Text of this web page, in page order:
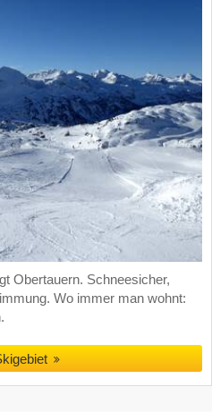
Obertauern. Schneesicher,
Wo immer man wohnt: